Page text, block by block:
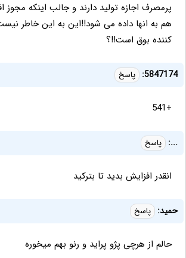
پرمصرف اجازه تولید دارند و جالب اینکه
هم به انها داده می شود!!این به این خاطر
کننده بوق است!!؟
5847174: پاسخ
+541
...: پاسخ
انقدر افزایش بدید تا بترکید
حميد: پاسخ
حالم از هرچى پژو پرايد و رنو بهم ميخوره